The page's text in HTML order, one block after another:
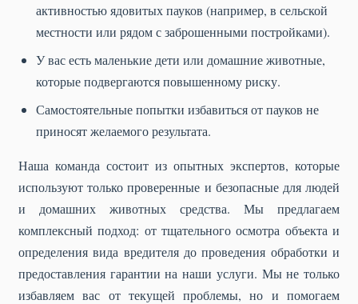
активностью ядовитых пауков (например, в сельской
местности или рядом с заброшенными постройками).
У вас есть маленькие дети или домашние животные,
которые подвергаются повышенному риску.
Самостоятельные попытки избавиться от пауков не
приносят желаемого результата.
Наша команда состоит из опытных экспертов, которые
используют только проверенные и безопасные для людей
и домашних животных средства. Мы предлагаем
комплексный подход: от тщательного осмотра объекта и
определения вида вредителя до проведения обработки и
предоставления гарантии на наши услуги. Мы не только
избавляем вас от текущей проблемы, но и помогаем